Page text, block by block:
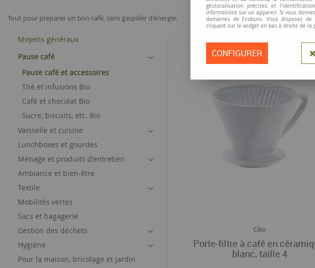
Tout pour préparer un bon café, sans gaspiller d'énergie.
Moyens généraux
Pause café
Pause café et accessoires
Thé et infusions Bio
Café et chocolat Bio
Sucre, biscuits, etc. Bio
Vaisselle et cuisine
Lunchboxes et gourdes
Ménage et produits d'entretien
Ambiance et bien-être
Textile
Mobilités vertes
Sacs et bagagerie
Gestion des déchets
Hygiène
Pour la maison, bricolage et jardin
Cilio
Porte-filtre à café en
blanc, taille 4
géolocalisation précises et
informations sur un appareil. Si vous
domaines de Ecoburo. Vous disposez
cliquant sur le widget en bas à droite de la
CONFIGURER